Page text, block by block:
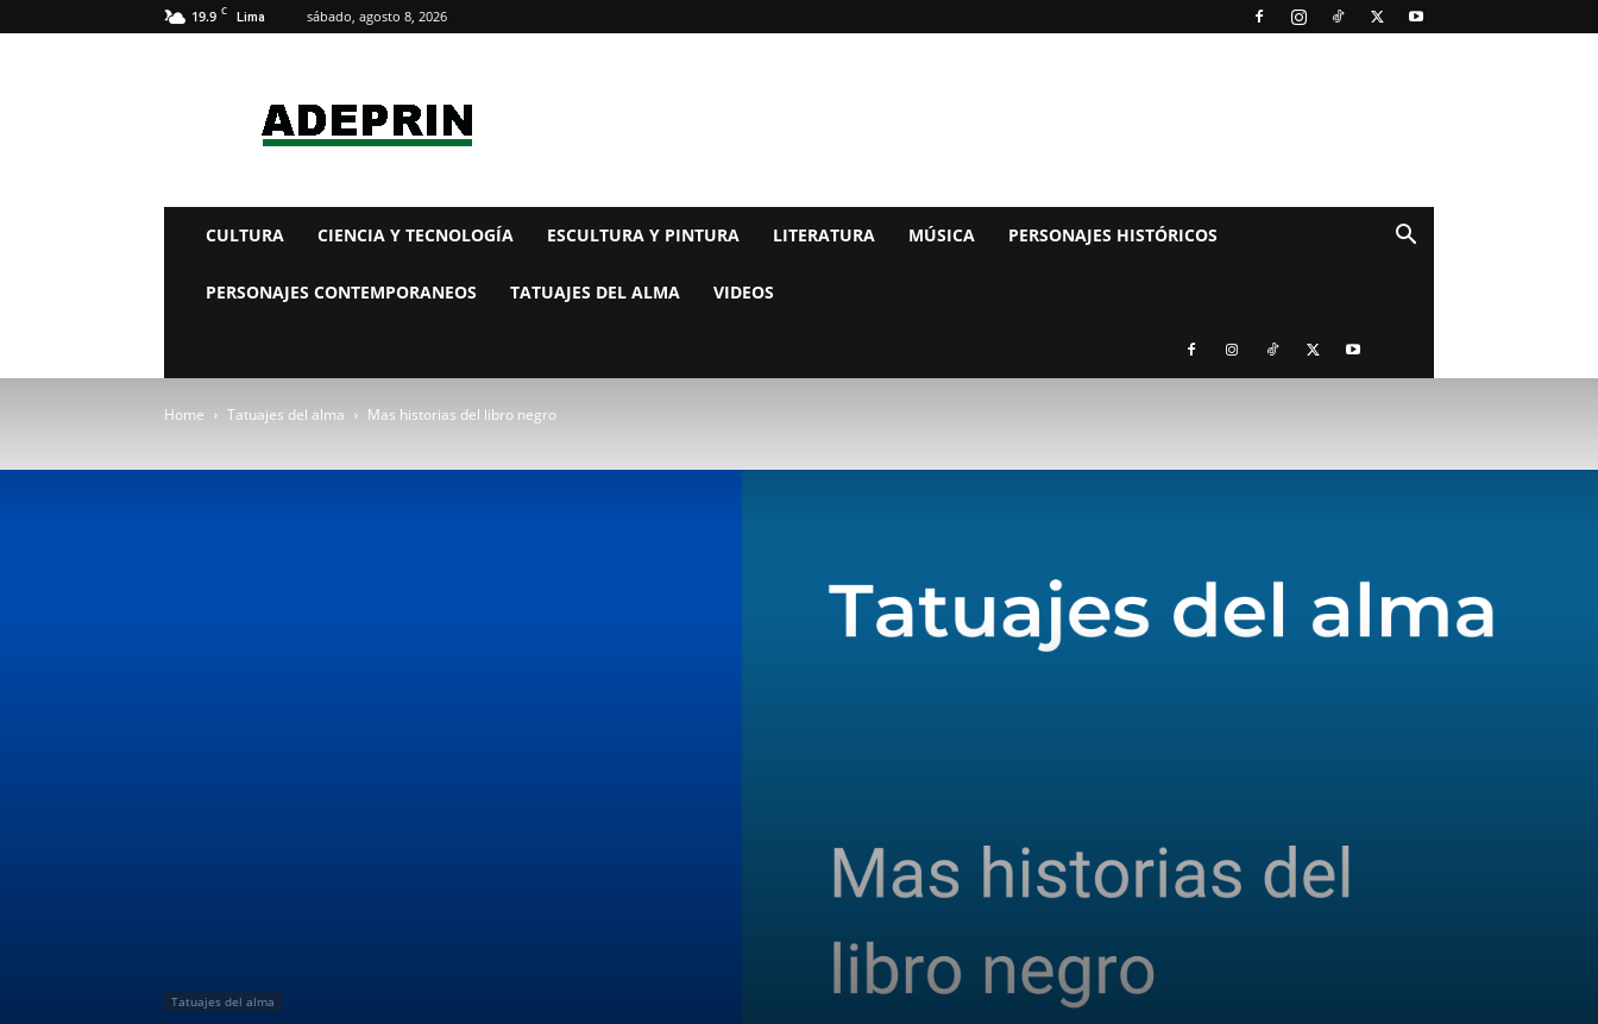
19.9 C Lima sábado, agosto 8, 2026
CULTURA CIENCIA Y TECNOLOGÍA ESCULTURA Y PINTURA LITERATURA MÚSICA PERSONAJES HISTÓRICOS
PERSONAJES CONTEMPORANEOS TATUAJES DEL ALMA VIDEOS
Home Tatuajes del alma Mas historias del libro negro
Tatuajes del alma